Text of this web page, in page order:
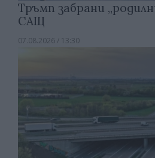
Тръмп забрани
САЩ
07.08.2026 / 13:30